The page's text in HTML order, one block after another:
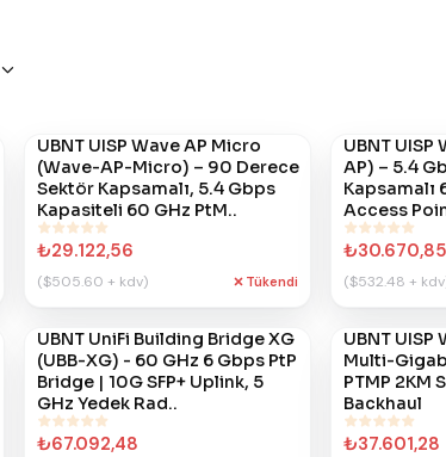
#881
UBNT UISP Wave AP Micro
(Wave-AP-Micro) – 90 Derece
Sektör Kapsamalı, 5.4 Gbps
Kapasiteli 60 GHz PtM..
₺29.122,56
($505.60 + kdv) Tükendi
#880
UBNT
AP) – 5.4
Kapsamalı
Access
₺30.670,85
($532.48 +
#825
UBNT UniFi Building Bridge XG
(UBB-XG) - 60 GHz 6 Gbps PtP
Bridge | 10G SFP+ Uplink, 5
GHz Yedek Rad..
₺67.092,48
#801
UBNT UISP
Multi-
PTMP 2KM
Backhaul
₺37.601,28